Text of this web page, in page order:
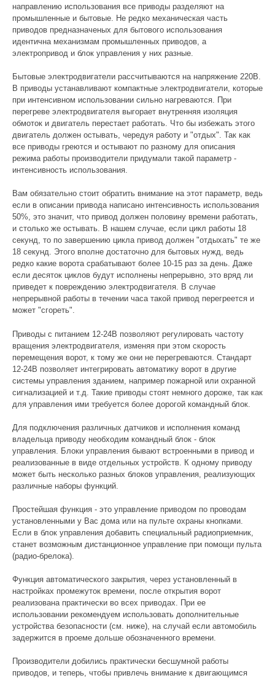
направлению использования все приводы разделяют на
промышленные и бытовые. Не редко механическая часть
приводов предназначеных для бытового использования
идентична механизмам промышленных приводов, а
электропривод и блок управления у них разные.
Бытовые электродвигатели рассчитываются на напряжение 220В.
В приводы устанавливают компактные электродвигатели, которые
при интенсивном использовании сильно нагреваются. При
перегреве электродвигателя выгорает внутренняя изоляция
обмоток и двигатель перестает работать. Что бы избежать этого
двигатель должен остывать, чередуя работу и "отдых". Так как
все приводы греются и остывают по разному для описания
режима работы производители придумали такой параметр -
интенсивность использования.
Вам обязательно стоит обратить внимание на этот параметр, ведь
если в описании привода написано интенсивность использования
50%, это значит, что привод должен половину времени работать,
и столько же остывать. В нашем случае, если цикл работы 18
секунд, то по завершению цикла привод должен "отдыхать" те же
18 секунд. Этого вполне достаточно для бытовых нужд, ведь
редко какие ворота срабатывают более 10-15 раз за день. Даже
если десяток циклов будут исполнены непрерывно, это вряд ли
приведет к повреждению электродвигателя. В случае
непрерывной работы в течении часа такой привод перегреется и
может "сгореть".
Приводы с питанием 12-24В позволяют регулировать частоту
вращения электродвигателя, изменяя при этом скорость
перемещения ворот, к тому же они не перегреваются. Стандарт
12-24В позволяет интегрировать автоматику ворот в другие
системы управления зданием, например пожарной или охранной
сигнализацией и т.д. Такие приводы стоят немного дороже, так как
для управления ими требуется более дорогой командный блок.
Для подключения различных датчиков и исполнения команд
владельца приводу необходим командный блок - блок
управления. Блоки управления бывают встроенными в привод и
реализованные в виде отдельных устройств. К одному приводу
может быть несколько разных блоков управления, реализующих
различные наборы функций.
Простейшая функция - это управление приводом по проводам
установленными у Вас дома или на пульте охраны кнопками.
Если в блок управления добавить специальный радиоприемник,
станет возможным дистанционное управление при помощи пульта
(радио-брелока).
Функция автоматического закрытия, через установленный в
настройках промежуток времени, после открытия ворот
реализована практически во всех приводах. При ее
использовании рекомендуем использовать дополнительные
устройства безопасности (см. ниже), на случай если автомобиль
задержится в проеме дольше обозначенного времени.
Производители добились практически бесшумной работы
приводов, и теперь, чтобы привлечь внимание к двигающимся